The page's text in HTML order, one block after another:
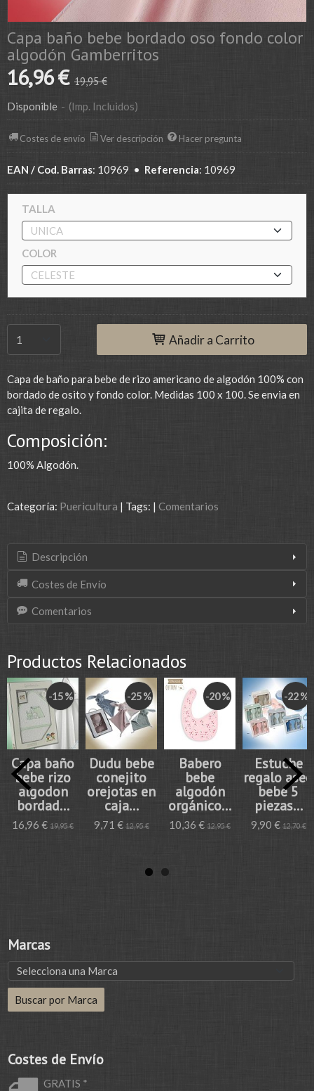
Marcas
Costes de Envío
GRATIS *
Capa baño bebe bordado oso fondo color
algodón Gamberritos
16,96 € 19,95 €
Disponible - (Imp. Incluidos)
Costes de envío Ver descripción Hacer pregunta
EAN / Cod. Barras: 10969 • Referencia: 10969
TALLA
COLOR
Añadir a Carrito
Capa de baño para bebe de rizo americano de algodón 100% con
bordado de osito y fondo color. Medidas 100 x 100. Se envia en
cajita de regalo.
Composición:
100% Algodón.
Categoría: Puericultura | Tags: | Comentarios
Descripción
Costes de Envío
Comentarios
Productos Relacionados
-15 %
Capa baño
bebe rizo
algodon
bordad...
16,96 € 19,95 €
-25 %
Dudu bebe
conejito
orejotas en
caja...
9,71 € 12,95 €
-20 %
Babero
bebe
algodón
orgánico...
10,36 € 12,95 €
-22 %
Estuche
regalo aseo
bebe 5
piezas...
9,90 € 12,70 €